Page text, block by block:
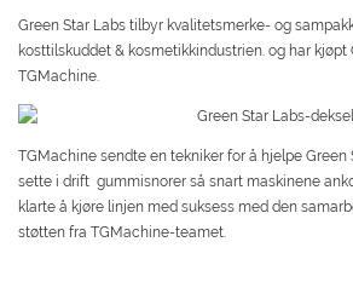
Green Star Labs tilbyr kvalitetsmerke- og
kosttilskuddet & kosmetikkindustrien. og har
TGMachine.
TGMachine sendte en tekniker for å hjelpe
sette i drift gummisnorer så snart maskinene
klarte å kjøre linjen med suksess med den
støtten fra TGMachine-teamet.